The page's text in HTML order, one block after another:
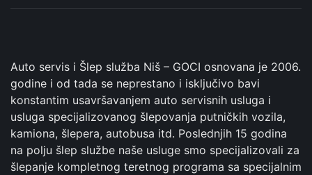
Auto servis i Šlep služba Niš – GOCI osnovana je 2006.
godine i od tada se neprestano i isključivo bavi
konstantim usavršavanjem auto servisnih usluga i
usluga specijalizovanog šlepovanja putničkih vozila,
kamiona, šlepera, autobusa itd. Poslednjih 15 godina
na polju šlep službe naše usluge smo specijalizovali za
šlepanje kompletnog teretnog programa sa specijalnim